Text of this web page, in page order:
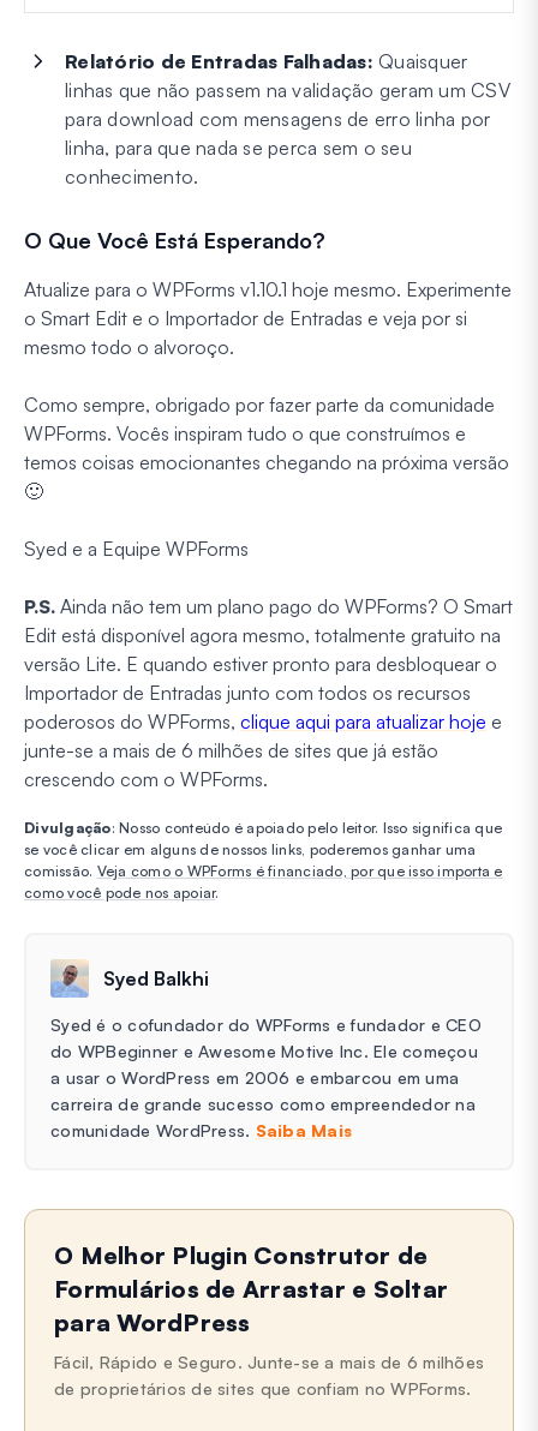
Relatório de Entradas Falhadas: Quaisquer
linhas que não passem na validação geram um CSV
para download com mensagens de erro linha por
linha, para que nada se perca sem o seu
conhecimento.
O Que Você Está Esperando?
Atualize para o WPForms v1.10.1 hoje mesmo. Experimente
o Smart Edit e o Importador de Entradas e veja por si
mesmo todo o alvoroço.
Como sempre, obrigado por fazer parte da comunidade
WPForms. Vocês inspiram tudo o que construímos e
temos coisas emocionantes chegando na próxima versão
🙂
Syed e a Equipe WPForms
P.S. Ainda não tem um plano pago do WPForms? O Smart
Edit está disponível agora mesmo, totalmente gratuito na
versão Lite. E quando estiver pronto para desbloquear o
Importador de Entradas junto com todos os recursos
poderosos do WPForms, clique aqui para atualizar hoje e
junte-se a mais de 6 milhões de sites que já estão
crescendo com o WPForms.
Divulgação: Nosso conteúdo é apoiado pelo leitor. Isso significa que
se você clicar em alguns de nossos links, poderemos ganhar uma
comissão. Veja como o WPForms é financiado, por que isso importa e
como você pode nos apoiar.
Syed Balkhi
Syed é o cofundador do WPForms e fundador e CEO
do WPBeginner e Awesome Motive Inc. Ele começou
a usar o WordPress em 2006 e embarcou em uma
carreira de grande sucesso como empreendedor na
comunidade WordPress. Saiba Mais
O Melhor Plugin Construtor de
Formulários de Arrastar e Soltar
para WordPress
Fácil, Rápido e Seguro. Junte-se a mais de 6 milhões
de proprietários de sites que confiam no WPForms.